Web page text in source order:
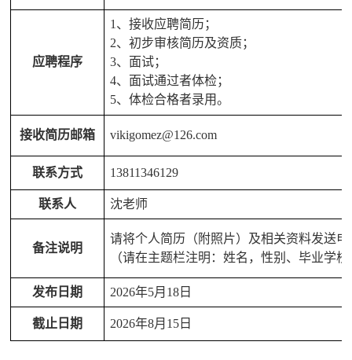
应聘程序
1、接收应聘简历；
2、初步审核简历及资质；
3、面试；
4、面试通过者体检；
5、体检合格者录用。
接收简历邮箱 vikigomez@126.com
联系方式 13811346129
联系人 沈老师
备注说明
请将个人简历（附照片）及相关资料发送
（请在主题栏注明：姓名，性别、毕业学
发布日期 2026年5月18日
截止日期 2026年8月15日